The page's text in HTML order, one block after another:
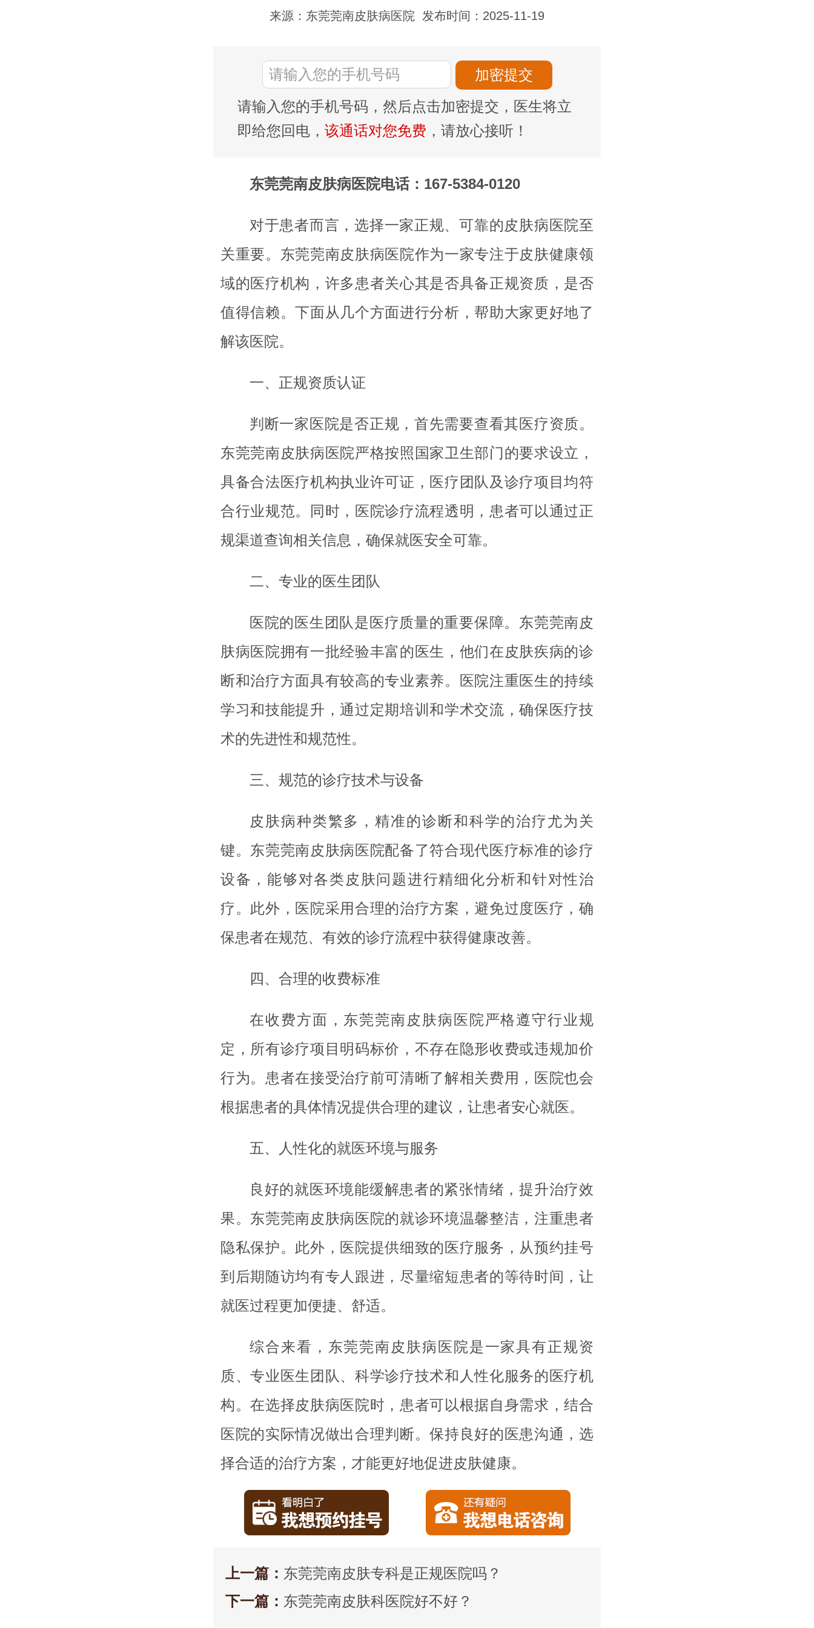
来源：东莞莞南皮肤病医院 发布时间：2025-11-19
请输入您的手机号码，然后点击加密提交，医生将立
即给您回电， 该通话对您免费 ，请放心接听！
东莞莞南皮肤病医院电话：167-5384-0120
对于患者而言，选择一家正规、可靠的皮肤病医院至
关重要。东莞莞南皮肤病医院作为一家专注于皮肤健康领
域的医疗机构，许多患者关心其是否具备正规资质，是否
值得信赖。下面从几个方面进行分析，帮助大家更好地了
解该医院。
一、正规资质认证
判断一家医院是否正规，首先需要查看其医疗资质。
东莞莞南皮肤病医院严格按照国家卫生部门的要求设立，
具备合法医疗机构执业许可证，医疗团队及诊疗项目均符
合行业规范。同时，医院诊疗流程透明，患者可以通过正
规渠道查询相关信息，确保就医安全可靠。
二、专业的医生团队
医院的医生团队是医疗质量的重要保障。东莞莞南皮
肤病医院拥有一批经验丰富的医生，他们在皮肤疾病的诊
断和治疗方面具有较高的专业素养。医院注重医生的持续
学习和技能提升，通过定期培训和学术交流，确保医疗技
术的先进性和规范性。
三、规范的诊疗技术与设备
皮肤病种类繁多，精准的诊断和科学的治疗尤为关
键。东莞莞南皮肤病医院配备了符合现代医疗标准的诊疗
设备，能够对各类皮肤问题进行精细化分析和针对性治
疗。此外，医院采用合理的治疗方案，避免过度医疗，确
保患者在规范、有效的诊疗流程中获得健康改善。
四、合理的收费标准
在收费方面，东莞莞南皮肤病医院严格遵守行业规
定，所有诊疗项目明码标价，不存在隐形收费或违规加价
行为。患者在接受治疗前可清晰了解相关费用，医院也会
根据患者的具体情况提供合理的建议，让患者安心就医。
五、人性化的就医环境与服务
良好的就医环境能缓解患者的紧张情绪，提升治疗效
果。东莞莞南皮肤病医院的就诊环境温馨整洁，注重患者
隐私保护。此外，医院提供细致的医疗服务，从预约挂号
到后期随访均有专人跟进，尽量缩短患者的等待时间，让
就医过程更加便捷、舒适。
综合来看，东莞莞南皮肤病医院是一家具有正规资
质、专业医生团队、科学诊疗技术和人性化服务的医疗机
构。在选择皮肤病医院时，患者可以根据自身需求，结合
医院的实际情况做出合理判断。保持良好的医患沟通，选
择合适的治疗方案，才能更好地促进皮肤健康。
上一篇： 东莞莞南皮肤专科是正规医院吗？
下一篇： 东莞莞南皮肤科医院好不好？